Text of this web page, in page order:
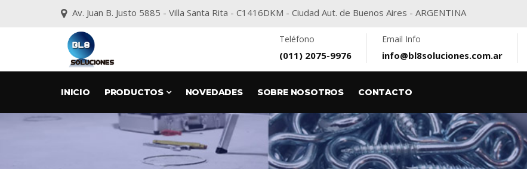
Av. Juan B. Justo 5885 - Villa Santa Rita - C1416DKM - Ciudad Aut. de Buenos Aires - ARGENTINA
Teléfono
(011) 2075-9976
Email Info
info@bl8soluciones.com.ar
INICIO PRODUCTOS NOVEDADES SOBRE NOSOTROS CONTACTO